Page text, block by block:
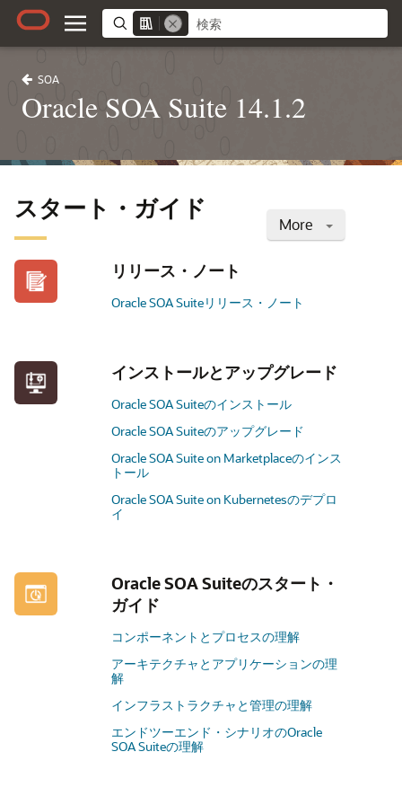
SOA
Oracle SOA Suite 14.1.2
More
スタート・ガイド
リリース・ノート
Oracle SOA Suiteリリース・ノート
インストールとアップグレード
Oracle SOA Suiteのインストール
Oracle SOA Suiteのアップグレード
Oracle SOA Suite on Marketplaceのインス
トール
Oracle SOA Suite on Kubernetesのデプロ
イ
Oracle SOA Suiteのスタート・
ガイド
コンポーネントとプロセスの理解
アーキテクチャとアプリケーションの理
解
インフラストラクチャと管理の理解
エンドツーエンド・シナリオのOracle
SOA Suiteの理解